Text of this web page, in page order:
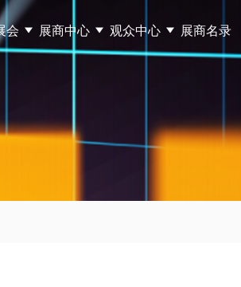
会 展商中心 观众中心 展商名录